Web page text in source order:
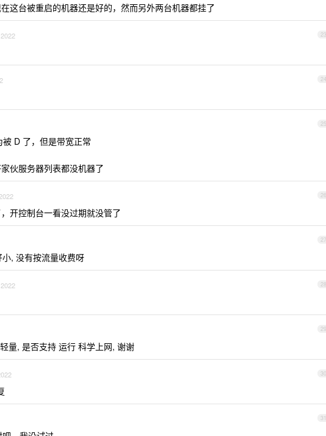
这台被重启的机器还是好的，然而另外两台机器都挂了
23
24
25
D 了，但是带宽正常
伙服务器列表都没机器了
26
开控制台一看没过期就没管了
27
, 没有按流量收费呀
28
29
量, 是否支持 运行 科学上网, 谢谢
30
31